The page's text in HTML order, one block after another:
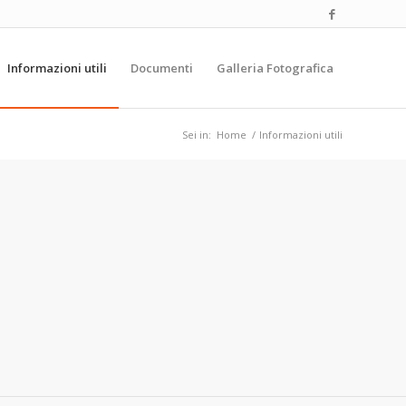
Informazioni utili Documenti Galleria Fotografica
Sei in: Home / Informazioni utili